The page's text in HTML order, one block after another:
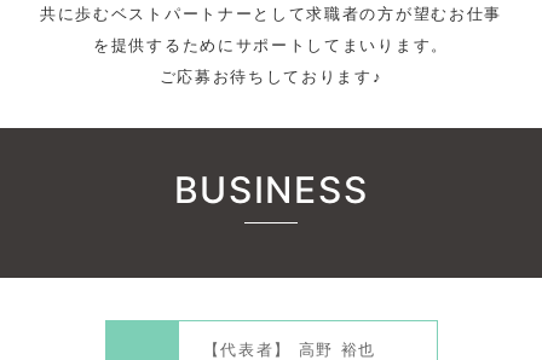
共に歩むベストパートナーとして求職者の方が望むお仕事
を提供するためにサポートしてまいります。
ご応募お待ちしております♪
BUSINESS
【代表者】 高野 裕也